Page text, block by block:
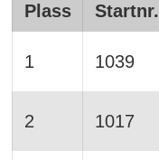
Plass Startnr.
1 1039
2 1017